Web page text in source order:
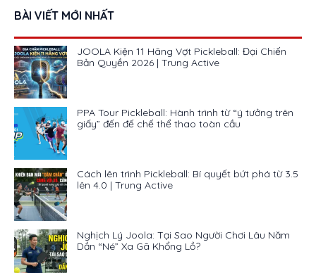
BÀI VIẾT MỚI NHẤT
JOOLA Kiện 11 Hãng Vợt Pickleball: Đại Chiến
Bản Quyền 2026 | Trung Active
PPA Tour Pickleball: Hành trình từ “ý tưởng trên
giấy” đến đế chế thể thao toàn cầu
Cách lên trình Pickleball: Bí quyết bứt phá từ 3.5
lên 4.0 | Trung Active
Nghịch Lý Joola: Tại Sao Người Chơi Lâu Năm
Dần “Né” Xa Gã Khổng Lồ?